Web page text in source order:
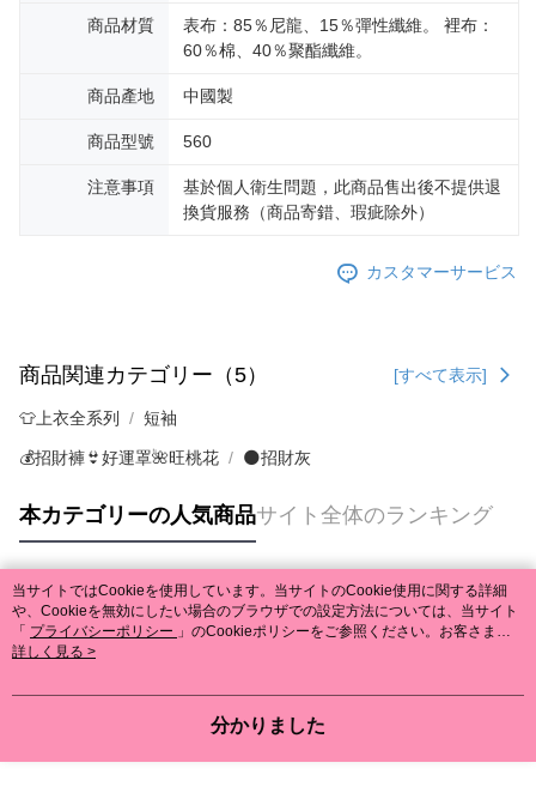
商品材質
表布：85％尼龍、15％彈性纖維。 裡布：
60％棉、40％聚酯纖維。
商品產地 中國製
商品型號 560
注意事項
基於個人衛生問題，此商品售出後不提供退
換貨服務（商品寄錯、瑕疵除外）
カスタマーサービス
商品関連カテゴリー（5） [すべて表示]
👕上衣全系列 短袖
💰招財褲👙好運罩🌺旺桃花 🌑招財灰
本カテゴリーの人気商品サイト全体のランキング
人気タグ
当サイトではCookieを使用しています。当サイトのCookie使用に関する詳細
や、Cookieを無効にしたい場合のブラウザでの設定方法については、当サイト
「 プライバシーポリシー 」のCookieポリシーをご参照ください。お客さま
が、当サイトを引き続き使用される場合、当社がサイト利用規約のCookieポリ
詳しく見る >
分かりました